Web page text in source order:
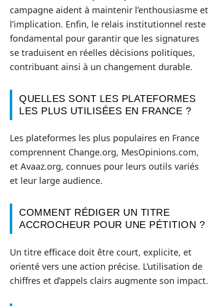
campagne aident à maintenir l’enthousiasme et
l’implication. Enfin, le relais institutionnel reste
fondamental pour garantir que les signatures
se traduisent en réelles décisions politiques,
contribuant ainsi à un changement durable.
QUELLES SONT LES PLATEFORMES
LES PLUS UTILISÉES EN FRANCE ?
Les plateformes les plus populaires en France
comprennent Change.org, MesOpinions.com,
et Avaaz.org, connues pour leurs outils variés
et leur large audience.
COMMENT RÉDIGER UN TITRE
ACCROCHEUR POUR UNE PÉTITION ?
Un titre efficace doit être court, explicite, et
orienté vers une action précise. L’utilisation de
chiffres et d’appels clairs augmente son impact.